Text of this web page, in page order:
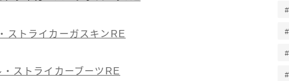
ストライカーガスキンRE
ストライカーブーツRE